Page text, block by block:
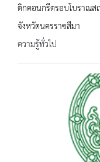
ติกคอนกรีตรอบโบราณส
จังหวัดนครราชสีมา
ความรู้ทั่วไป